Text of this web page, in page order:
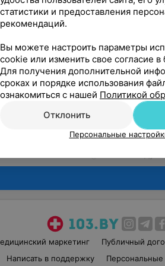
маркетинг Публичный
Написать в поддержку
Персональные
статистики и предоставления
рекомендаций.
Вы можете настроить параметры
cookie или изменить свое согласие
Для получения дополнительной
сроках и порядке использования
ознакомиться с нашей Политикой
Отклонить
Персональные